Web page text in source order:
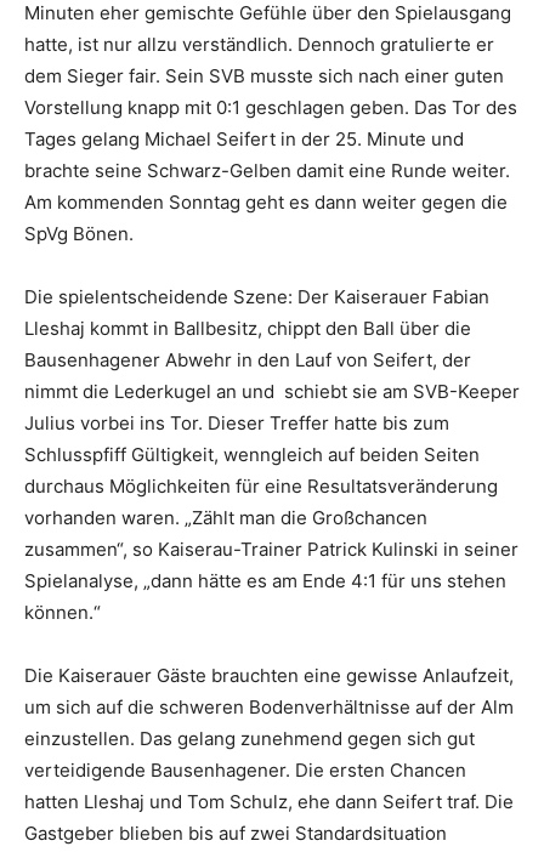
Minuten eher gemischte Gefühle über den Spielausgang
hatte, ist nur allzu verständlich. Dennoch gratulierte er
dem Sieger fair. Sein SVB musste sich nach einer guten
Vorstellung knapp mit 0:1 geschlagen geben. Das Tor des
Tages gelang Michael Seifert in der 25. Minute und
brachte seine Schwarz-Gelben damit eine Runde weiter.
Am kommenden Sonntag geht es dann weiter gegen die
SpVg Bönen.
Die spielentscheidende Szene: Der Kaiserauer Fabian
Lleshaj kommt in Ballbesitz, chippt den Ball über die
Bausenhagener Abwehr in den Lauf von Seifert, der
nimmt die Lederkugel an und schiebt sie am SVB-Keeper
Julius vorbei ins Tor. Dieser Treffer hatte bis zum
Schlusspfiff Gültigkeit, wenngleich auf beiden Seiten
durchaus Möglichkeiten für eine Resultatsveränderung
vorhanden waren. „Zählt man die Großchancen
zusammen“, so Kaiserau-Trainer Patrick Kulinski in seiner
Spielanalyse, „dann hätte es am Ende 4:1 für uns stehen
können.“
Die Kaiserauer Gäste brauchten eine gewisse Anlaufzeit,
um sich auf die schweren Bodenverhältnisse auf der Alm
einzustellen. Das gelang zunehmend gegen sich gut
verteidigende Bausenhagener. Die ersten Chancen
hatten Lleshaj und Tom Schulz, ehe dann Seifert traf. Die
Gastgeber blieben bis auf zwei Standardsituation